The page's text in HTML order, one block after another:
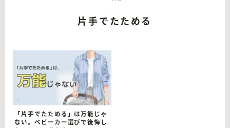
比較
片手でたためる
「片手でたためる」は万能じゃ
ない。ベビーカー選びで後悔し